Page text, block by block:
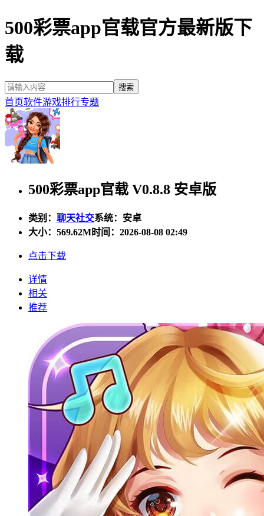
500彩票app官载官方最新版下
载
首页软件游戏排行专题
500彩票app官载 V0.8.8 安卓版
类别： 聊天社交系统：安卓
大小： 569.62M时间：2026-08-08 02:49
点击下载
详情
相关
推荐